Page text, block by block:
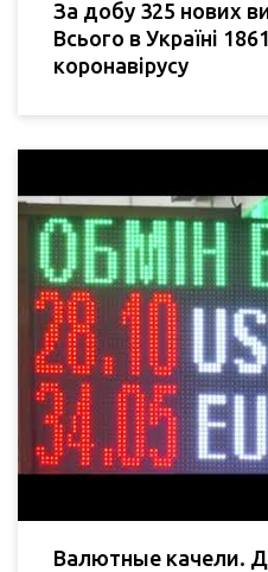
За добу 325 нових
Всього в Україні
коронавірусу
Валютные качели.